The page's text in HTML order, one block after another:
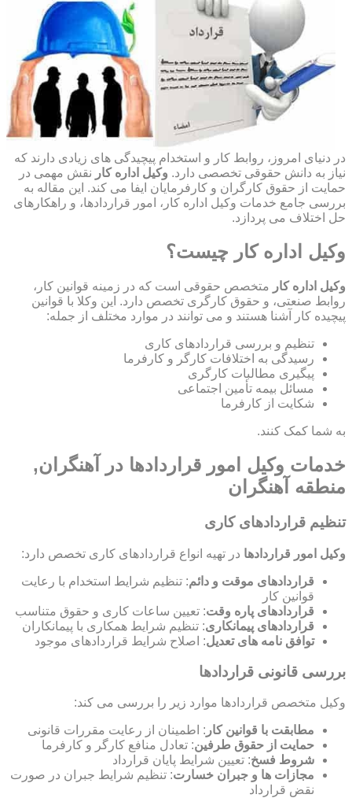
در دنیای امروز، روابط کار و استخدام پیچیدگی های زیادی دارند که
نیاز به دانش حقوقی تخصصی دارد. وکیل اداره کار نقش مهمی در
حمایت از حقوق کارگران و کارفرمایان ایفا می کند. این مقاله به
بررسی جامع خدمات وکیل اداره کار، امور قراردادها، و راهکارهای
حل اختلاف می پردازد.
وکیل اداره کار چیست؟
وکیل اداره کار متخصص حقوقی است که در زمینه قوانین کار،
روابط صنعتی، و حقوق کارگری تخصص دارد. این وکلا با قوانین
پیچیده کار آشنا هستند و می توانند در موارد مختلف از جمله:
تنظیم و بررسی قراردادهای کاری
رسیدگی به اختلافات کارگر و کارفرما
پیگیری مطالبات کارگری
مسائل بیمه تأمین اجتماعی
شکایت از کارفرما
به شما کمک کنند.
خدمات وکیل امور قراردادها در آهنگران,
منطقه آهنگران
تنظیم قراردادهای کاری
وکیل امور قراردادها در تهیه انواع قراردادهای کاری تخصص دارد:
قراردادهای موقت و دائم: تنظیم شرایط استخدام با رعایت
قوانین کار
قراردادهای پاره وقت: تعیین ساعات کاری و حقوق متناسب
قراردادهای پیمانکاری: تنظیم شرایط همکاری با پیمانکاران
توافق نامه های تعدیل: اصلاح شرایط قراردادهای موجود
بررسی قانونی قراردادها
وکیل متخصص قراردادها موارد زیر را بررسی می کند:
مطابقت با قوانین کار : اطمینان از رعایت مقررات قانونی
حمایت از حقوق طرفین: تعادل منافع کارگر و کارفرما
شروط فسخ: تعیین شرایط پایان قرارداد
مجازات ها و جبران خسارت: تنظیم شرایط جبران در صورت
نقض قرارداد